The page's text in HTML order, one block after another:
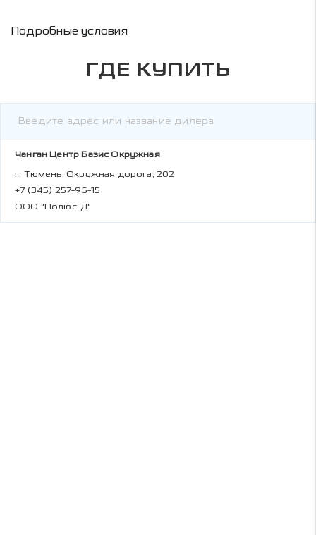
Условия кредитования и информация о
Подробные условия
ГДЕ КУПИТЬ
Чанган Центр Базис Окружная
г. Тюмень, Окружная дорога, 202
+7 (345) 257-95-15
ООО "Полюс-Д"